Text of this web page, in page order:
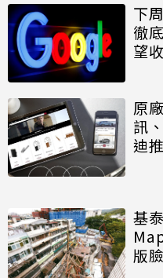
下
徹
望
原
訊
迪
基
版